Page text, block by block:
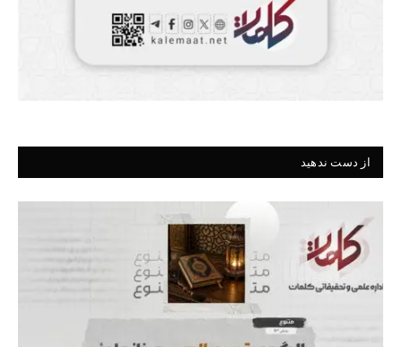
از دست ندهید